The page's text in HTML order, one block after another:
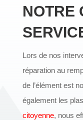
NOTRE
Lors de nos
réparation au
de l’élément est
également les
citoyenne, nous